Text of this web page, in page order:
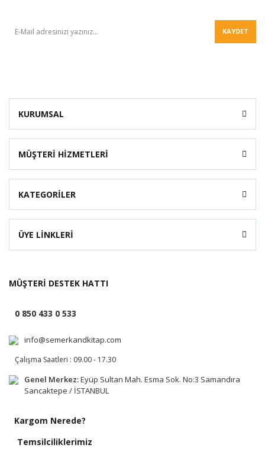
KAYDET
KURUMSAL
MÜŞTERİ HİZMETLERİ
KATEGORİLER
ÜYE LİNKLERİ
MÜŞTERİ DESTEK HATTI
0 850 433 0 533
info@semerkandkitap.com
Çalışma Saatleri : 09.00 - 17.30
Genel Merkez:Eyüp Sultan Mah. Esma Sok. No:3 Samandıra
Sancaktepe / İSTANBUL
Kargom Nerede?
Temsilciliklerimiz